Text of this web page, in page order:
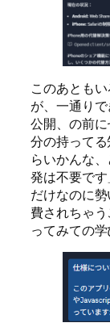
このあとも
が、一通り
公開、の前
分の持って
らいかんな
発は不要で
だけなのに
費されちゃ
ってみての学